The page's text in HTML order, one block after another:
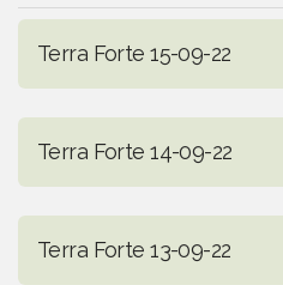
Terra Forte 15-09-22
Terra Forte 14-09-22
Terra Forte 13-09-22